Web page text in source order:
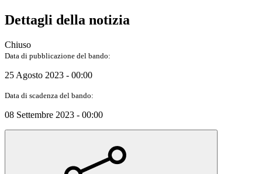
Dettagli della notizia
Chiuso
Data di pubblicazione del bando:
25 Agosto 2023 - 00:00
Data di scadenza del bando:
08 Settembre 2023 - 00:00